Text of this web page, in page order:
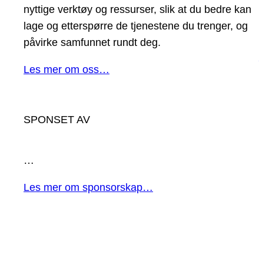
nyttige verktøy og ressurser, slik at du bedre kan
lage og etterspørre de tjenestene du trenger, og
påvirke samfunnet rundt deg.
Les mer om oss…
SPONSET AV
…
Les mer om sponsorskap…